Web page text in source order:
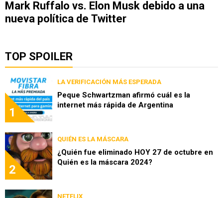
Mark Ruffalo vs. Elon Musk debido a una
nueva política de Twitter
TOP SPOILER
1
LA VERIFICACIÓN MÁS ESPERADA
Peque Schwartzman afirmó cuál es la
internet más rápida de Argentina
2
QUIÉN ES LA MÁSCARA
¿Quién fue eliminado HOY 27 de octubre en
Quién es la máscara 2024?
NETFLIX